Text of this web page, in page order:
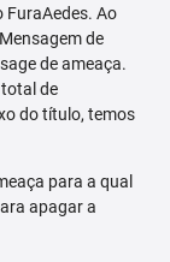
FuraAedes. Ao
de
de ameaça.
de
do título, temos
para a qual
apagar a